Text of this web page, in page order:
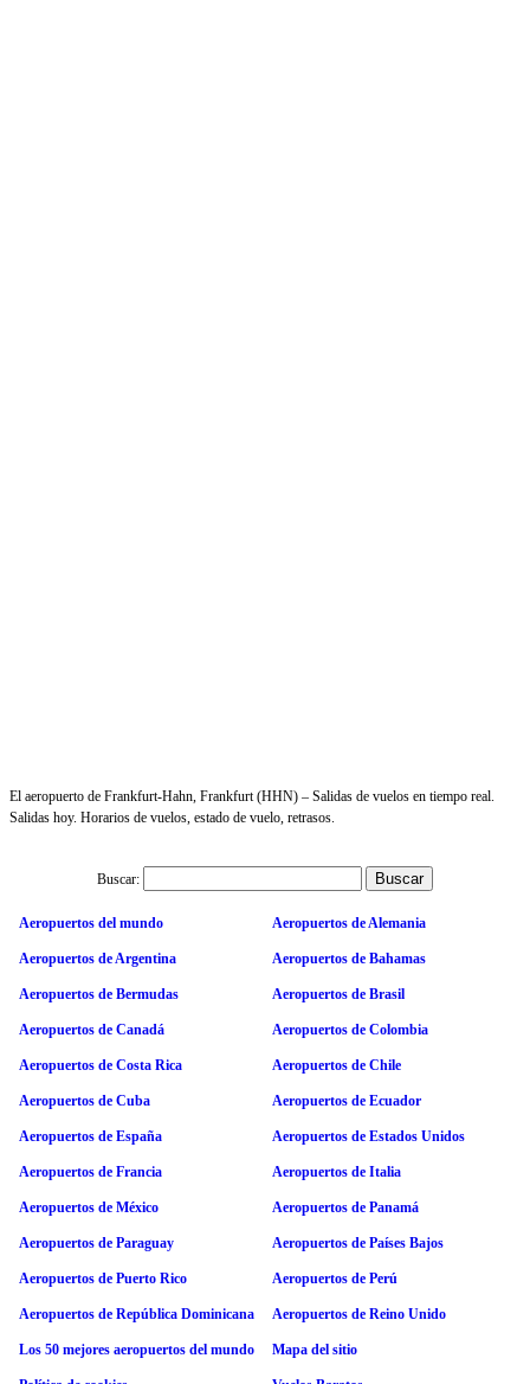
El aeropuerto de Frankfurt-Hahn, Frankfurt (HHN) – Salidas de vuelos en tiempo real.
Salidas hoy. Horarios de vuelos, estado de vuelo, retrasos.
Buscar:
Aeropuertos del mundo Aeropuertos de Alemania
Aeropuertos de Argentina Aeropuertos de Bahamas
Aeropuertos de Bermudas Aeropuertos de Brasil
Aeropuertos de Canadá Aeropuertos de Colombia
Aeropuertos de Costa Rica Aeropuertos de Chile
Aeropuertos de Cuba Aeropuertos de Ecuador
Aeropuertos de España Aeropuertos de Estados Unidos
Aeropuertos de Francia Aeropuertos de Italia
Aeropuertos de México Aeropuertos de Panamá
Aeropuertos de Paraguay Aeropuertos de Países Bajos
Aeropuertos de Puerto Rico Aeropuertos de Perú
Aeropuertos de República Dominicana Aeropuertos de Reino Unido
Los 50 mejores aeropuertos del mundo Mapa del sitio